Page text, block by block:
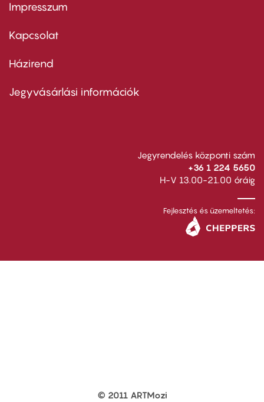
Footer
first
Impresszum
Kapcsolat
Footer
second
Házirend
Jegyvásárlási információk
Jegyrendelés központi szám
+36 1 224 5650
H-V 13.00-21.00 óráig
Fejlesztés és üzemeltetés:
© 2011 ARTMozi